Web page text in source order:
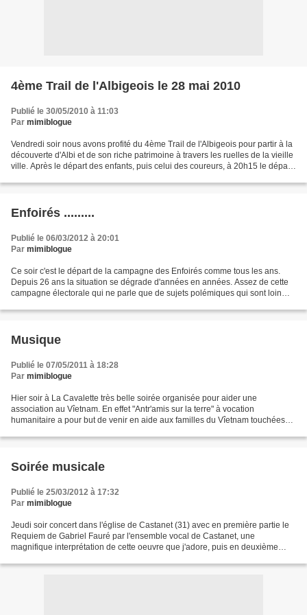
4ème Trail de l'Albigeois le 28 mai 2010
Publié le 30/05/2010 à 11:03
Par mimiblogue
Vendredi soir nous avons profité du 4ème Trail de l'Albigeois pour partir à la
découverte d'Albi et de son riche patrimoine à travers les ruelles de la vieille
ville. Après le départ des enfants, puis celui des coureurs, à 20h15 le départ
Enfoirés .........
Publié le 06/03/2012 à 20:01
Par mimiblogue
Ce soir c'est le départ de la campagne des Enfoirés comme tous les ans.
Depuis 26 ans la situation se dégrade d'années en années. Assez de cette
campagne électorale qui ne parle que de sujets polémiques qui sont loin
Musique
Publié le 07/05/2011 à 18:28
Par mimiblogue
Hier soir à La Cavalette très belle soirée organisée pour aider une
association au Vîetnam. En effet "Antr'amis sur la terre" à vocation
humanitaire a pour but de venir en aide aux familles du Vîetnam touchées
Soirée musicale
Publié le 25/03/2012 à 17:32
Par mimiblogue
Jeudi soir concert dans l'église de Castanet (31) avec en première partie le
Requiem de Gabriel Fauré par l'ensemble vocal de Castanet, une
magnifique interprétation de cette oeuvre que j'adore, puis en deuxième